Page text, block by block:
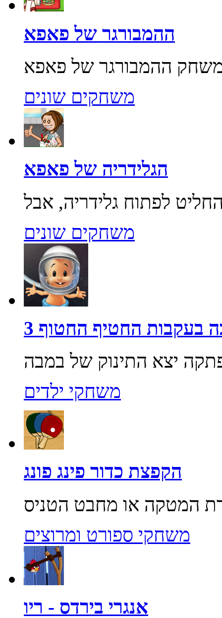
ההמבורגר של פאפא
משחקים שונים
הגלידריה של פאפא
משחקים שונים
בעקבות החטיף החטוף 3
משחקי ילדים
הקפצת כדור פינג פונג
משחקי ספורט ומרוצים
אנגרי בירדס - ריו